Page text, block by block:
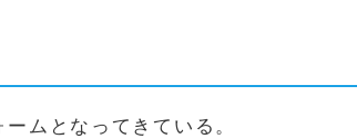
ムとなってきている。